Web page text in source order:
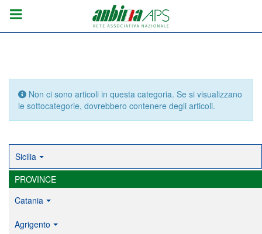
Info
Non ci sono articoli in questa categoria. Se si visualizzano
le sottocategorie, dovrebbero contenere degli articoli.
Sicilia
PROVINCE
Catania
Agrigento